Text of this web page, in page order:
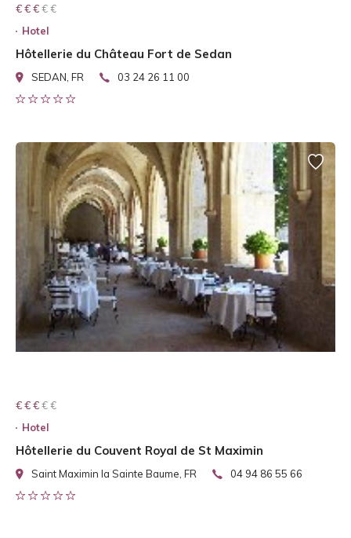
€ € € € €
€ € €
Hotel
Hôtellerie du Château Fort de Sedan
SEDAN, FR 03 24 26 11 00
€ € € € €
€ € €
Hotel
Hôtellerie du Couvent Royal de St Maximin
Saint Maximin la Sainte Baume, FR 04 94 86 55 66